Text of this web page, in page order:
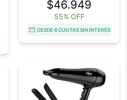
$46.949
55% OFF
DESDE 6 CUOTAS SIN INTERÉS